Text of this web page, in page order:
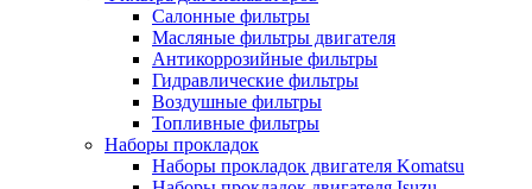
Салонные фильтры
Масляные фильтры двигателя
Антикоррозийные фильтры
Гидравлические фильтры
Воздушные фильтры
Топливные фильтры
Наборы прокладок
Наборы прокладок двигателя Komatsu